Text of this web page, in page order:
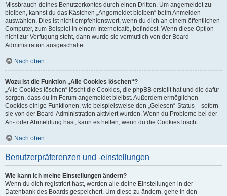
Missbrauch deines Benutzerkontos durch einen Dritten. Um angemeldet zu
bleiben, kannst du das Kästchen „Angemeldet bleiben“ beim Anmelden
auswählen. Dies ist nicht empfehlenswert, wenn du dich an einem öffentlichen
Computer, zum Beispiel in einem Internetcafé, befindest. Wenn diese Option
nicht zur Verfügung steht, dann wurde sie vermutlich von der Board-
Administration ausgeschaltet.
Nach oben
Wozu ist die Funktion „Alle Cookies löschen“?
„Alle Cookies löschen“ löscht die Cookies, die phpBB erstellt hat und die dafür
sorgen, dass du im Forum angemeldet bleibst. Außerdem ermöglichen
Cookies einige Funktionen, wie beispielsweise den „Gelesen“-Status – sofern
sie von der Board-Administration aktiviert wurden. Wenn du Probleme bei der
An- oder Abmeldung hast, kann es helfen, wenn du die Cookies löscht.
Nach oben
Benutzerpräferenzen und -einstellungen
Wie kann ich meine Einstellungen ändern?
Wenn du dich registriert hast, werden alle deine Einstellungen in der
Datenbank des Boards gespeichert. Um diese zu ändern, gehe in den